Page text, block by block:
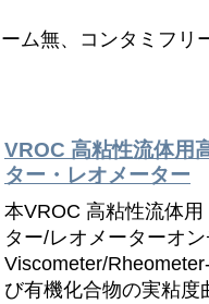
ム無、コンタミフリ
VROC 高粘性流体用
ター・レオメーター
本VROC 高粘性流体
ター/レオメーターオ
Viscometer/
び有機化合物の実粘